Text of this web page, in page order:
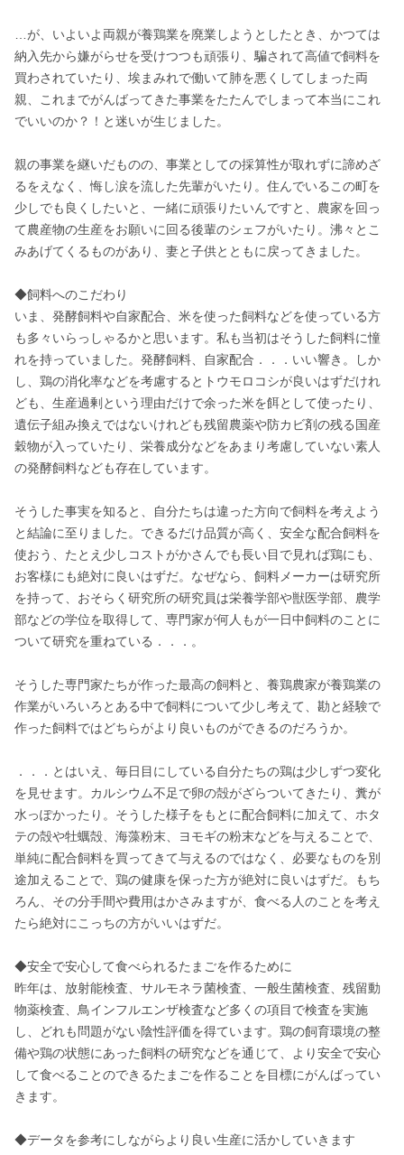
…が、いよいよ両親が養鶏業を廃業しようとしたとき、かつては
納入先から嫌がらせを受けつつも頑張り、騙されて高値で飼料を
買わされていたり、埃まみれで働いて肺を悪くしてしまった両
親、これまでがんばってきた事業をたたんでしまって本当にこれ
でいいのか？！と迷いが生じました。
親の事業を継いだものの、事業としての採算性が取れずに諦めざ
るをえなく、悔し涙を流した先輩がいたり。住んでいるこの町を
少しでも良くしたいと、一緒に頑張りたいんですと、農家を回っ
て農産物の生産をお願いに回る後輩のシェフがいたり。沸々とこ
みあげてくるものがあり、妻と子供とともに戻ってきました。
◆飼料へのこだわり
いま、発酵飼料や自家配合、米を使った飼料などを使っている方
も多々いらっしゃるかと思います。私も当初はそうした飼料に憧
れを持っていました。発酵飼料、自家配合．．．いい響き。しか
し、鶏の消化率などを考慮するとトウモロコシが良いはずだけれ
ども、生産過剰という理由だけで余った米を餌として使ったり、
遺伝子組み換えではないけれども残留農薬や防カビ剤の残る国産
穀物が入っていたり、栄養成分などをあまり考慮していない素人
の発酵飼料なども存在しています。
そうした事実を知ると、自分たちは違った方向で飼料を考えよう
と結論に至りました。できるだけ品質が高く、安全な配合飼料を
使おう、たとえ少しコストがかさんでも長い目で見れば鶏にも、
お客様にも絶対に良いはずだ。なぜなら、飼料メーカーは研究所
を持って、おそらく研究所の研究員は栄養学部や獣医学部、農学
部などの学位を取得して、専門家が何人もが一日中飼料のことに
ついて研究を重ねている．．．。
そうした専門家たちが作った最高の飼料と、養鶏農家が養鶏業の
作業がいろいろとある中で飼料について少し考えて、勘と経験で
作った飼料ではどちらがより良いものができるのだろうか。
．．．とはいえ、毎日目にしている自分たちの鶏は少しずつ変化
を見せます。カルシウム不足で卵の殻がざらついてきたり、糞が
水っぽかったり。そうした様子をもとに配合飼料に加えて、ホタ
テの殻や牡蠣殻、海藻粉末、ヨモギの粉末などを与えることで、
単純に配合飼料を買ってきて与えるのではなく、必要なものを別
途加えることで、鶏の健康を保った方が絶対に良いはずだ。もち
ろん、その分手間や費用はかさみますが、食べる人のことを考え
たら絶対にこっちの方がいいはずだ。
◆安全で安心して食べられるたまごを作るために
昨年は、放射能検査、サルモネラ菌検査、一般生菌検査、残留動
物薬検査、鳥インフルエンザ検査など多くの項目で検査を実施
し、どれも問題がない陰性評価を得ています。鶏の飼育環境の整
備や鶏の状態にあった飼料の研究などを通じて、より安全で安心
して食べることのできるたまごを作ることを目標にがんばってい
きます。
◆データを参考にしながらより良い生産に活かしていきます